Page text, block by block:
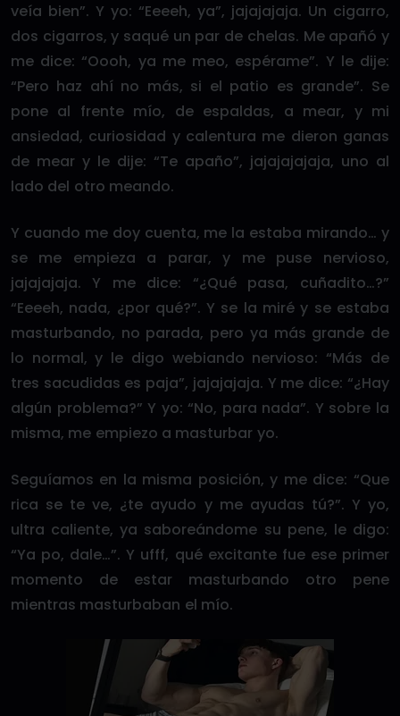
veía bien”. Y yo: “Eeeeh, ya”, jajajajaja. Un cigarro,
dos cigarros, y saqué un par de chelas. Me apañó y
me dice: “Oooh, ya me meo, espérame”. Y le dije:
“Pero haz ahí no más, si el patio es grande”. Se
pone al frente mío, de espaldas, a mear, y mi
ansiedad, curiosidad y calentura me dieron ganas
de mear y le dije: “Te apaño”, jajajajajaja, uno al
lado del otro meando.
Y cuando me doy cuenta, me la estaba mirando… y
se me empieza a parar, y me puse nervioso,
jajajajaja. Y me dice: “¿Qué pasa, cuñadito…?”
“Eeeeh, nada, ¿por qué?”. Y se la miré y se estaba
masturbando, no parada, pero ya más grande de
lo normal, y le digo webiando nervioso: “Más de
tres sacudidas es paja”, jajajajaja. Y me dice: “¿Hay
algún problema?” Y yo: “No, para nada”. Y sobre la
misma, me empiezo a masturbar yo.
Seguíamos en la misma posición, y me dice: “Que
rica se te ve, ¿te ayudo y me ayudas tú?”. Y yo,
ultra caliente, ya saboreándome su pene, le digo:
“Ya po, dale…”. Y ufff, qué excitante fue ese primer
momento de estar masturbando otro pene
mientras masturbaban el mío.